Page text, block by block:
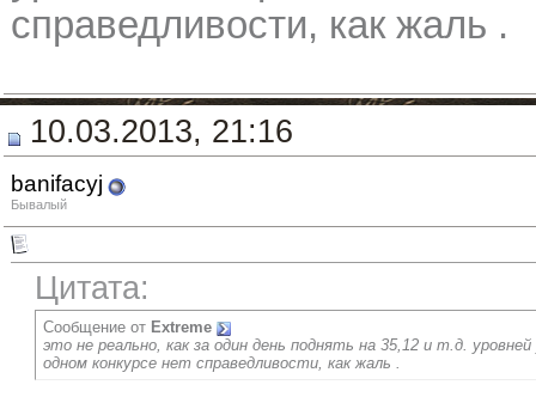
справедливости, как жаль .
10.03.2013, 21:16
banifacyj
Бывалый
Цитата:
Сообщение от Extreme
это не реально, как за один день поднять на 35,12 и т.д.
одном конкурсе нет справедливости, как жаль .